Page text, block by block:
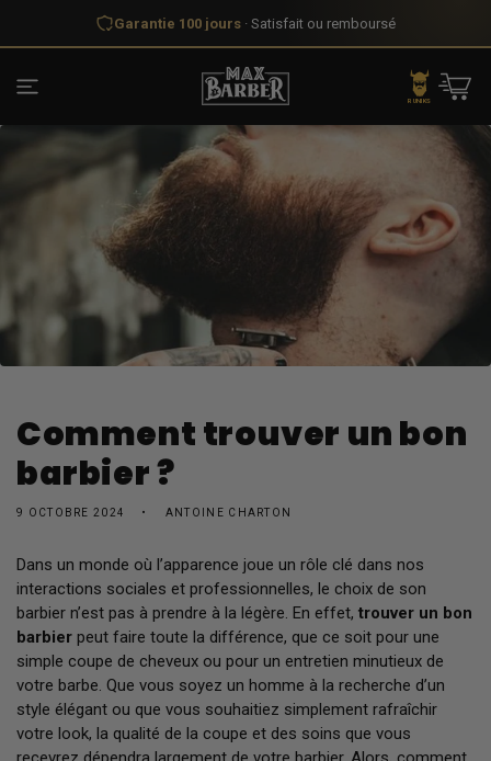
au
Garantie 100 jours · Satisfait ou remboursé
RUNIKS
Panier
Comment trouver un bon
barbier ?
9 OCTOBRE 2024 ANTOINE CHARTON
Dans un monde où l’apparence joue un rôle clé dans nos
interactions sociales et professionnelles, le choix de son
barbier n’est pas à prendre à la légère. En effet, trouver un bon
barbier peut faire toute la différence, que ce soit pour une
simple coupe de cheveux ou pour un entretien minutieux de
votre barbe. Que vous soyez un homme à la recherche d’un
style élégant ou que vous souhaitiez simplement rafraîchir
votre look, la qualité de la coupe et des soins que vous